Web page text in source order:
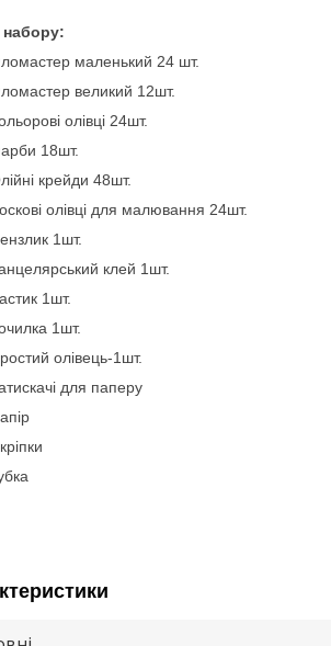
маленький 24 шт.
великий 12шт.
олівці 24шт.
18шт.
крейди 48шт.
олівці для малювання 24шт.
1шт.
клей 1шт.
1шт.
1шт.
олівець-1шт.
для паперу